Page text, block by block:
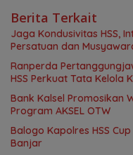
Berita Terkait
Jaga Kondusivitas HSS,
Persatuan dan
Ranperda
HSS Perkuat Tata Kelola
Bank Kalsel Promosikan
Program AKSEL OTW
Balogo Kapolres HSS
Banjar